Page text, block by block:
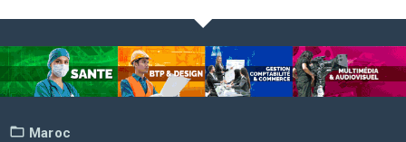
Maroc